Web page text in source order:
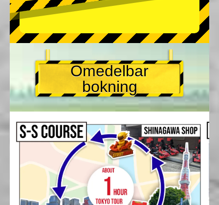
Omedelbar
bokning